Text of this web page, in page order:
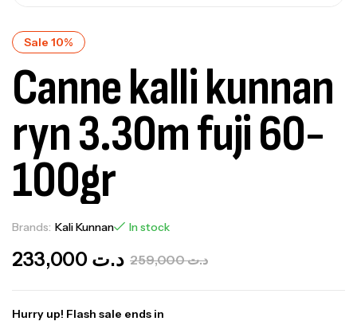
Sale 10%
Canne kalli kunnan
ryn 3.30m fuji 60-
100gr
Brands: Kali Kunnan In stock
د.ت259,000 د.ت
Hurry up! Flash sale ends in